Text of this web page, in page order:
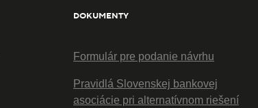
DOKUMENTY
Formulár pre podanie návrhu
Pravidlá Slovenskej bankovej
asociácie pri alternatívnom riešení